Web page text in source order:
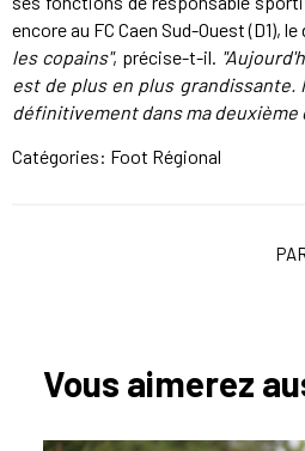
encore au FC Caen Sud-Ouest (D1),
les copains", précise-t-il.
est de plus en plus grandissante.
définitivement dans ma deuxième
Catégories: Foot Régional
Vous aimerez